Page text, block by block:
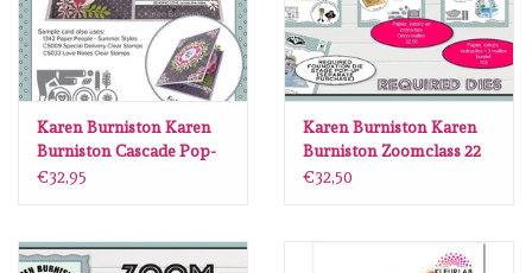
Karen Burniston Karen
Burniston Cascade Pop-
up 1336
€32,95
Karen Burniston Karen
Burniston Zoomclass 22
Augustus 2026 ALLEEN
€32,50